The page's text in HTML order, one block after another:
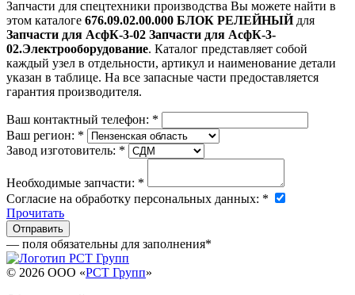
Запчасти для спецтехники производства Вы можете найти в
этом каталоге 676.09.02.00.000 БЛОК РЕЛЕЙНЫЙдля
Запчасти для АсфК-3-02 Запчасти для АсфК-3-
02.Электрооборудование. Каталог представляет собой
каждый узел в отдельности, артикул и наименование детали
указан в таблице. На все запасные части предоставляется
гарантия производителя.
Ваш контактный телефон: *
Ваш регион: *
Завод изготовитель: *
Необходимые запчасти: *
Согласие на обработку персональных данных: *
Прочитать
— поля обязательны для заполнения*
© 2026 OOO «РСТ Групп»